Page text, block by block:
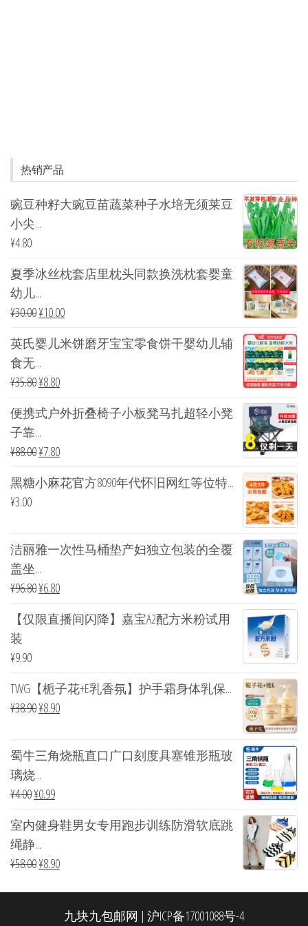
热销产品
豌豆种籽大豌豆苗蔬菜种子水培无须莱豆
小尖...
¥4.80
夏季冰丝枕套店里枕头同款换洗枕套婴童
幼儿...
¥30.00¥10.00
英氏婴儿米饼磨牙宝宝零食饼干婴幼儿辅
食无...
¥35.80¥8.80
便携式户外折叠椅子小板凳马扎超轻小凳
子靠...
¥88.00¥7.80
黑糖小麻花官方8090年代怀旧网红等位特...
¥3.00
洁丽雅一次性马桶垫产妇独立包装的全覆
盖坐...
¥96.80¥6.80
【仅限直播间闪降】嘉宝A2配方米粉试用
装
¥9.90
TWG【栀子花+E乳香氛】护手霜身体乳保...
¥38.90¥8.90
蜀牛三角烧瓶直口广口刻度具塞锥形瓶玻
璃烧...
¥4.00¥0.99
室内健身鞋男女专用跑步训练防滑软底跳
绳静...
¥58.00¥8.90
九块九包邮网 | 沪ICP备17001088号-4